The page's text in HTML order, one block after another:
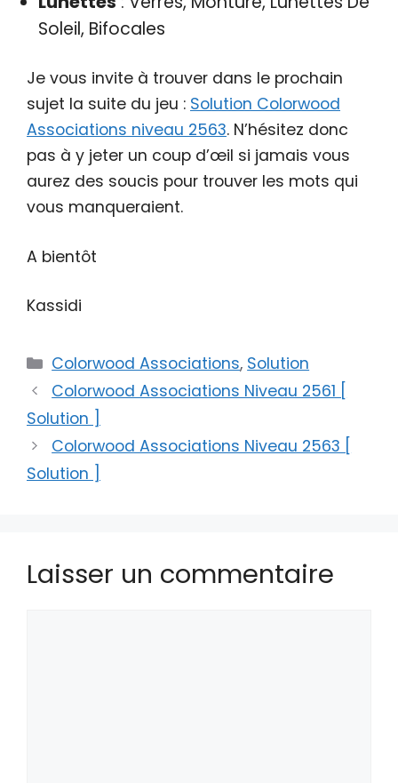
Soleil, Bifocales
Je vous invite à trouver dans le prochain
sujet la suite du jeu : Solution Colorwood
Associations niveau 2563. N’hésitez donc
pas à y jeter un coup d’œil si jamais vous
aurez des soucis pour trouver les mots qui
vous manqueraient.
A bientôt
Kassidi
Catégories
Colorwood Associations, Solution
Colorwood Associations Niveau 2561 [
Solution ]
Colorwood Associations Niveau 2563 [
Solution ]
Laisser un commentaire